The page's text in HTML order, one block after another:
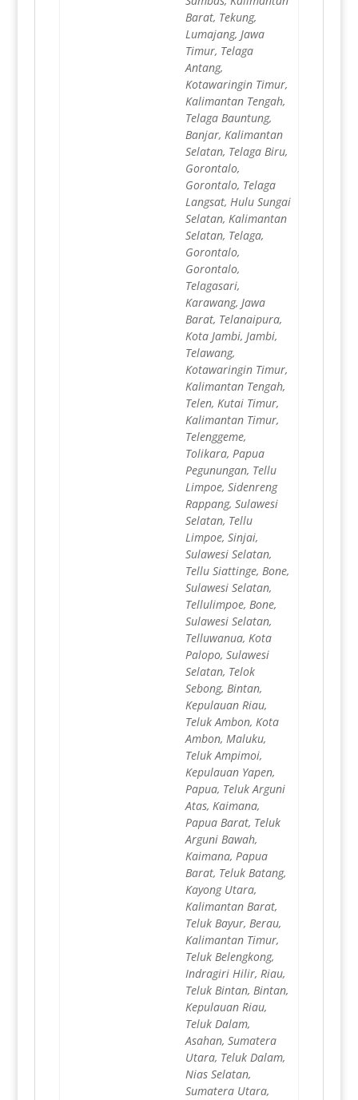
Barat, Tekung,
Lumajang, Jawa
Timur, Telaga
Antang,
Kotawaringin Timur,
Kalimantan Tengah,
Telaga Bauntung,
Banjar, Kalimantan
Selatan, Telaga Biru,
Gorontalo,
Gorontalo, Telaga
Langsat, Hulu Sungai
Selatan, Kalimantan
Selatan, Telaga,
Gorontalo,
Gorontalo,
Telagasari,
Karawang, Jawa
Barat, Telanaipura,
Kota Jambi, Jambi,
Telawang,
Kotawaringin Timur,
Kalimantan Tengah,
Telen, Kutai Timur,
Kalimantan Timur,
Telenggeme,
Tolikara, Papua
Pegunungan, Tellu
Limpoe, Sidenreng
Rappang, Sulawesi
Selatan, Tellu
Limpoe, Sinjai,
Sulawesi Selatan,
Tellu Siattinge, Bone,
Sulawesi Selatan,
Tellulimpoe, Bone,
Sulawesi Selatan,
Telluwanua, Kota
Palopo, Sulawesi
Selatan, Telok
Sebong, Bintan,
Kepulauan Riau,
Teluk Ambon, Kota
Ambon, Maluku,
Teluk Ampimoi,
Kepulauan Yapen,
Papua, Teluk Arguni
Atas, Kaimana,
Papua Barat, Teluk
Arguni Bawah,
Kaimana, Papua
Barat, Teluk Batang,
Kayong Utara,
Kalimantan Barat,
Teluk Bayur, Berau,
Kalimantan Timur,
Teluk Belengkong,
Indragiri Hilir, Riau,
Teluk Bintan, Bintan,
Kepulauan Riau,
Teluk Dalam,
Asahan, Sumatera
Utara, Teluk Dalam,
Nias Selatan,
Sumatera Utara,